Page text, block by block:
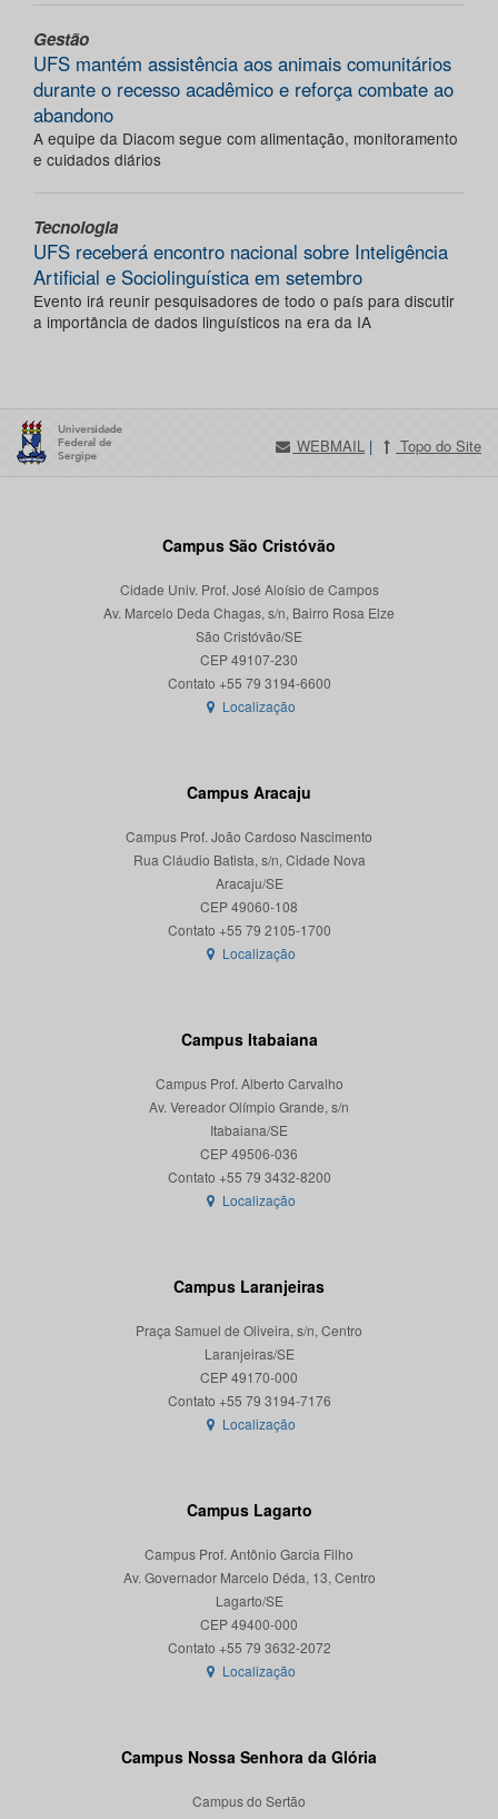
Gestão
UFS mantém assistência aos animais comunitários
durante o recesso acadêmico e reforça combate ao
abandono
A equipe da Diacom segue com alimentação, monitoramento
e cuidados diários
Tecnologia
UFS receberá encontro nacional sobre Inteligência
Artificial e Sociolinguística em setembro
Evento irá reunir pesquisadores de todo o país para discutir
a importância de dados linguísticos na era da IA
WEBMAIL | Topo do Site
Campus São Cristóvão
Cidade Univ. Prof. José Aloísio de Campos
Av. Marcelo Deda Chagas, s/n, Bairro Rosa Elze
São Cristóvão/SE
CEP 49107-230
Localização
Campus Aracaju
Campus Prof. João Cardoso Nascimento
Rua Cláudio Batista, s/n, Cidade Nova
Aracaju/SE
CEP 49060-108
Localização
Campus Itabaiana
Campus Prof. Alberto Carvalho
Av. Vereador Olímpio Grande, s/n
Itabaiana/SE
CEP 49506-036
Localização
Campus Laranjeiras
Praça Samuel de Oliveira, s/n, Centro
Laranjeiras/SE
CEP 49170-000
Localização
Campus Lagarto
Campus Prof. Antônio Garcia Filho
Av. Governador Marcelo Déda, 13, Centro
Lagarto/SE
CEP 49400-000
Localização
Campus Nossa Senhora da Glória
Campus do Sertão